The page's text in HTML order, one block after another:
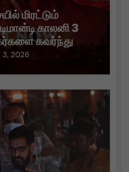
மிரட்டும்
காலனி 3
கவர்ந்து
3, 2026